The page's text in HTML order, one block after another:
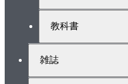
教科書
雑誌